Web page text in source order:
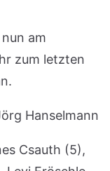
am
zum letzten
Hanselmann
Csauth (5),